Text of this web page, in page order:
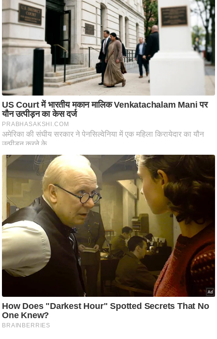
य
प
स
मी
क्षा
ध
र्म
ज्यो
ति
ष
प्र
भु
मा
/
ध
र्म
स्थ
ल
त्यो
हा